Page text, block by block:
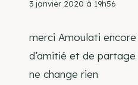
3 janvier 2020 à 19h56
merci Amoulati encore
d’amitié et de partage
ne change rien